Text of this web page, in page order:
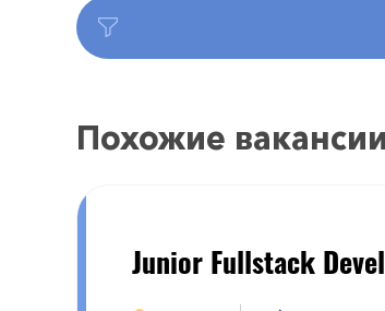
Похожие вакансии
Junior Fullstack